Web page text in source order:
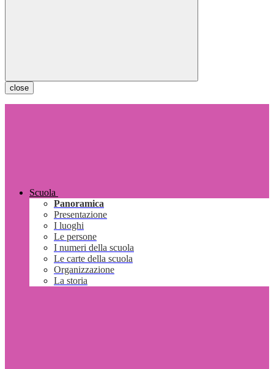
close
Scuola
Panoramica
Presentazione
I luoghi
Le persone
I numeri della scuola
Le carte della scuola
Organizzazione
La storia